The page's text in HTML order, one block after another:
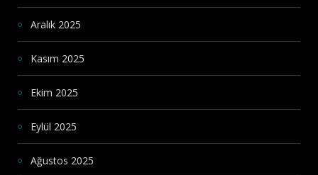
Aralık 2025
Kasım 2025
Ekim 2025
Eylül 2025
Ağustos 2025